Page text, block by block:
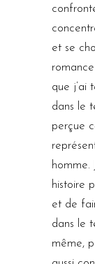
et se
que j’ai
dans le
perçue
homme.
histoire
et de
dans le
même,